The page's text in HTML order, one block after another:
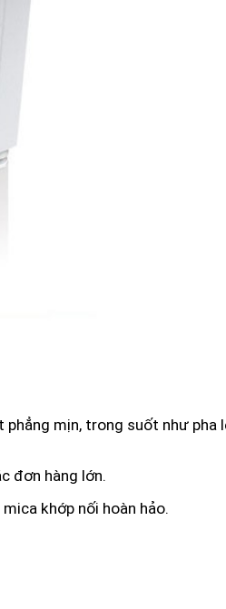
mịn, trong suốt như pha
đơn hàng lớn.
khớp nối hoàn hảo.